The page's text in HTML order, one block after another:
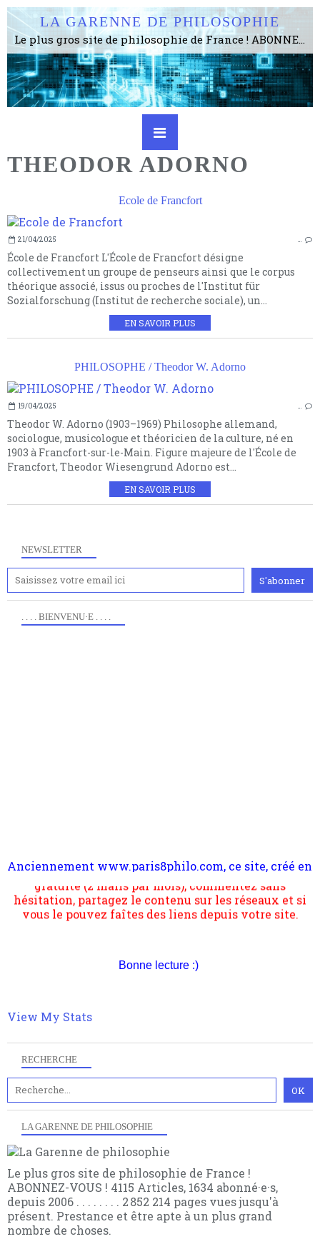
LA GARENNE DE PHILOSOPHIE
Le plus gros site de philosophie de France ! ABONNEZ-VOUS ! 4115 Articles, 1634 abonné·e·s, depuis 2006 . . . . . . . . 2 852 214 pages vues jusqu'à présent. Prestance et être apte à un plus grand nombre de choses.
THEODOR ADORNO
Ecole de Francfort
21/04/2025 …
École de Francfort L'École de Francfort désigne
collectivement un groupe de penseurs ainsi que le corpus
théorique associé, issus ou proches de l'Institut für
Sozialforschung (Institut de recherche sociale), un...
EN SAVOIR PLUS
PHILOSOPHE / Theodor W. Adorno
19/04/2025 …
Theodor W. Adorno (1903–1969) Philosophe allemand,
sociologue, musicologue et théoricien de la culture, né en
1903 à Francfort-sur-le-Main. Figure majeure de l'École de
Francfort, Theodor Wiesengrund Adorno est...
EN SAVOIR PLUS
NEWSLETTER
RECHERCHE
LA GARENNE DE PHILOSOPHIE
Le plus gros site de philosophie de France !
ABONNEZ-VOUS ! 4115 Articles, 1634 abonné·e·s,
depuis 2006 . . . . . . . . 2 852 214 pages vues jusqu'à
présent. Prestance et être apte à un plus grand
nombre de choses.
. . . . BIENVENU·E . . . .
2006 lors du mouvement anti-CPE, a rendu compte de
l'actualité et de l'expérimentation à Paris 8. Il
s'occupe plus largement de rendre compte d'une
transformation dans les paradigmes philosophiques
suivant la pensée du Dehors ou du Surpli, omme la
quantique, résolvant la plupart des impasses
philosophique du WWe siècle. Cette pensée hors
articles pour être apte à un plus grand nombre de
gratuite (2 mails par mois), commentez sans
hésitation, partagez le contenu sur les réseaux et si
vous le pouvez faîtes des liens depuis votre site.
Bonne lecture :)
View My Stats